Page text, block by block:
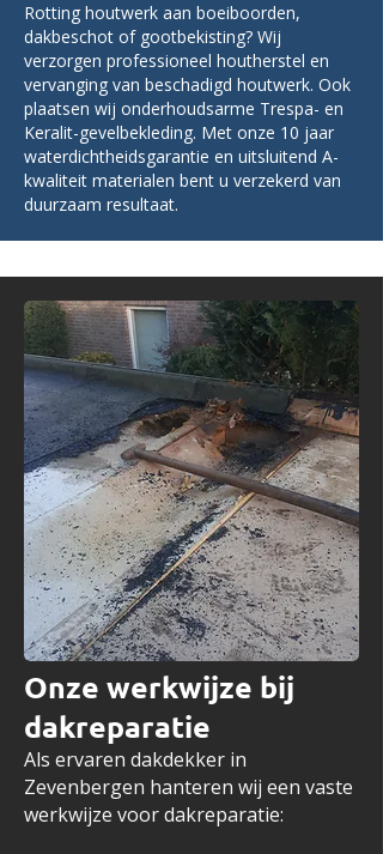
Rotting houtwerk aan boeiboorden,
dakbeschot of gootbekisting? Wij
verzorgen professioneel houtherstel en
vervanging van beschadigd houtwerk. Ook
plaatsen wij onderhoudsarme Trespa- en
Keralit-gevelbekleding. Met onze 10 jaar
waterdichtheidsgarantie en uitsluitend A-
kwaliteit materialen bent u verzekerd van
duurzaam resultaat.
Onze werkwijze bij
dakreparatie
Als ervaren dakdekker in
Zevenbergen hanteren wij een vaste
werkwijze voor dakreparatie: